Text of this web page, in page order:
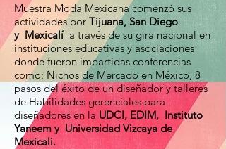
Muestra Moda Mexicana comenzó sus
actividades por Tijuana, San Diego
y Mexicalía través de su gira nacional en
instituciones educativas y asociaciones
donde fueron impartidas conferencias
como: Nichos de Mercado en México, 8
pasos del éxito de un diseñador y talleres
de Habilidades gerenciales para
diseñadores en la UDCI, EDIM, Instituto
Yaneem y Universidad Vizcaya de
Mexicali.